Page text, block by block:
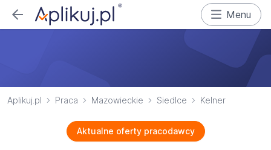
Menu
Aplikuj.pl Praca Mazowieckie Siedlce Kelner
Aktualne oferty pracodawcy